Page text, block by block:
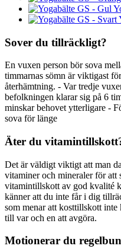
Sover du tillräckligt?
En vuxen person bör sova
timmarnas sömn är viktigast
återhämtning. - Var tredje
befolkningen klarar sig på 6
minskar behovet ytterligare -
sova för länge
Äter du
Det är väldigt viktigt att man
vitaminer och mineraler för att
vitamintillskott av god kvalité
känner att du inte får i dig
som menar att kosttillskott
till var och en att avgöra.
Motionerar du